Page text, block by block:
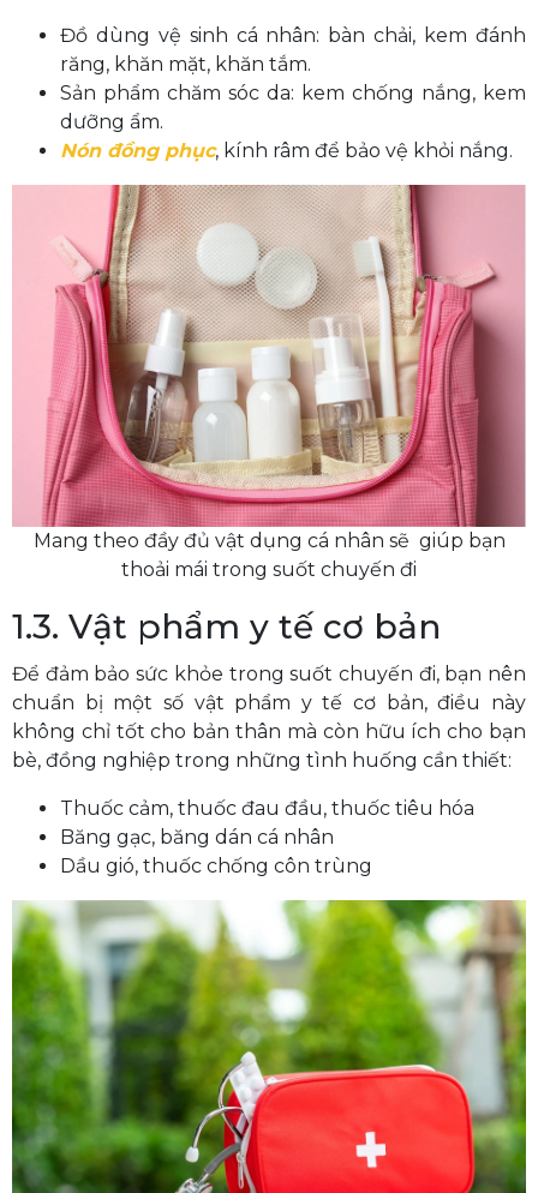
Đồ dùng vệ sinh cá nhân: bàn chải, kem đánh
răng, khăn mặt, khăn tắm.
Sản phẩm chăm sóc da: kem chống nắng, kem
dưỡng ẩm.
Nón đồng phục, kính râm để bảo vệ khỏi nắng.
Mang theo đầy đủ vật dụng cá nhân sẽ giúp bạn
thoải mái trong suốt chuyến đi
1.3. Vật phẩm y tế cơ bản
Để đảm bảo sức khỏe trong suốt chuyến đi, bạn nên
chuẩn bị một số vật phẩm y tế cơ bản, điều này
không chỉ tốt cho bản thân mà còn hữu ích cho bạn
bè, đồng nghiệp trong những tình huống cần thiết:
Thuốc cảm, thuốc đau đầu, thuốc tiêu hóa
Băng gạc, băng dán cá nhân
Dầu gió, thuốc chống côn trùng